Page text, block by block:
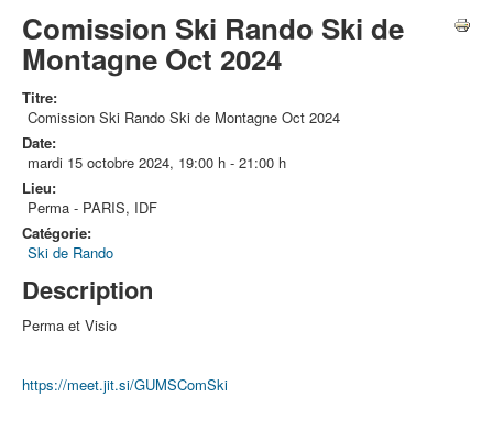
Comission Ski Rando Ski de
Montagne Oct 2024
Titre:
Comission Ski Rando Ski de Montagne Oct 2024
Date:
mardi 15 octobre 2024, 19:00 h - 21:00 h
Lieu:
Perma - PARIS, IDF
Catégorie:
Ski de Rando
Description
Perma et Visio
https://meet.jit.si/GUMSComSki